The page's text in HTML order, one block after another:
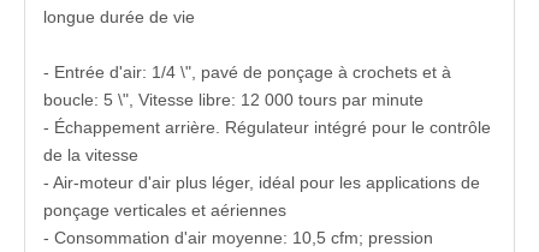
longue durée de vie
- Entrée d'air: 1/4 \", pavé de ponçage à crochets et à
boucle: 5 \", Vitesse libre: 12 000 tours par minute
- Échappement arrière. Régulateur intégré pour le contrôle
de la vitesse
- Air-moteur d'air plus léger, idéal pour les applications de
ponçage verticales et aériennes
- Consommation d'air moyenne: 10,5 cfm; pression